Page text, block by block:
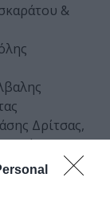
&
Δρίτσας,
Γιάννης